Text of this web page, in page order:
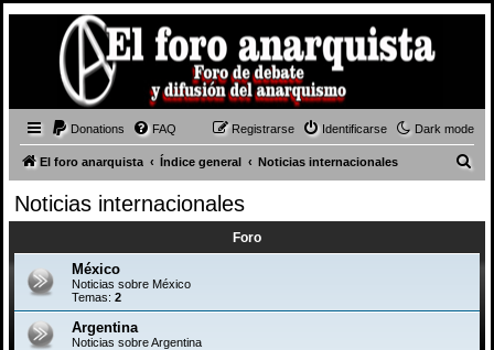
Dark mode
Donations FAQ Identificarse
Registrarse
El foro anarquista Índice general Noticias internacionales
Noticias internacionales
Foro
México
Noticias sobre México
Temas: 2
Argentina
Noticias sobre Argentina